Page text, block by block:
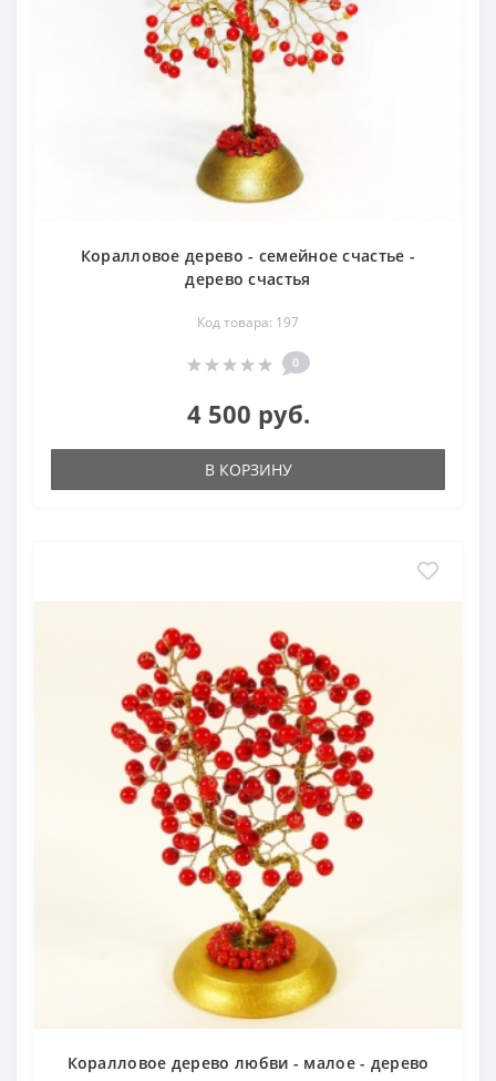
Коралловое дерево - семейное счастье -
дерево счастья
Код товара: 197
0
4 500 руб.
В КОРЗИНУ
Коралловое дерево любви - малое - дерево